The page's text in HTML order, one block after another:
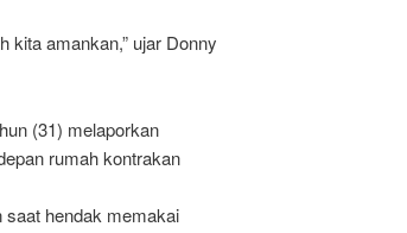
kita amankan,” ujar Donny
(31) melaporkan
rumah kontrakan
saat hendak memakai